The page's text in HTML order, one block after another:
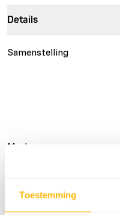
Toestemming
Details
Samenstelling
Merk